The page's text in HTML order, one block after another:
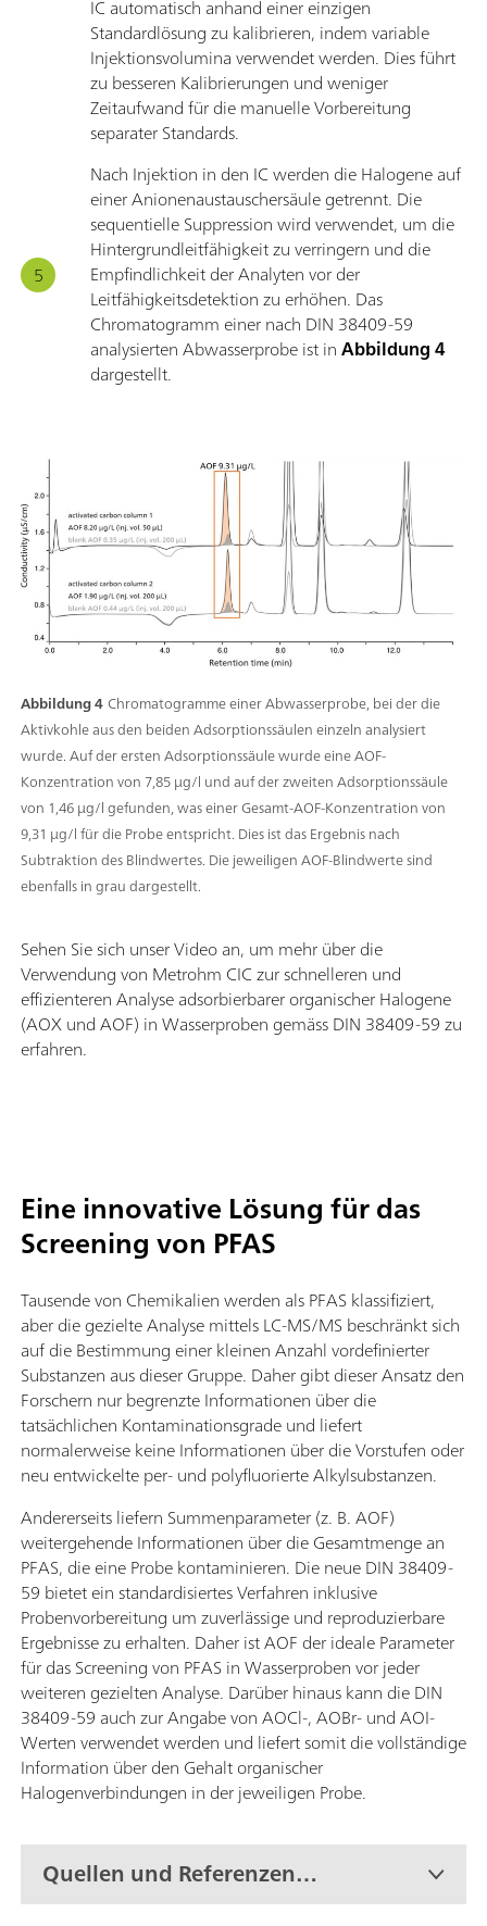
IC automatisch anhand einer einzigen
Standardlösung zu kalibrieren, indem variable
Injektionsvolumina verwendet werden. Dies führt
zu besseren Kalibrierungen und weniger
Zeitaufwand für die manuelle Vorbereitung
separater Standards.
Nach Injektion in den IC werden die Halogene auf
einer Anionenaustauschersäule getrennt. Die
sequentielle Suppression wird verwendet, um die
Hintergrundleitfähigkeit zu verringern und die
Empfindlichkeit der Analyten vor der
Leitfähigkeitsdetektion zu erhöhen. Das
Chromatogramm einer nach DIN 38409-59
analysierten Abwasserprobe ist inAbbildung 4
dargestellt.
Abbildung 4Chromatogramme einer Abwasserprobe, bei der die
Aktivkohle aus den beiden Adsorptionssäulen einzeln analysiert
wurde. Auf der ersten Adsorptionssäule wurde eine AOF-
Konzentration von 7,85 µg/l und auf der zweiten Adsorptionssäule
von 1,46 µg/l gefunden, was einer Gesamt-AOF-Konzentration von
9,31 µg/l für die Probe entspricht. Dies ist das Ergebnis nach
Subtraktion des Blindwertes. Die jeweiligen AOF-Blindwerte sind
ebenfalls in grau dargestellt.
Sehen Sie sich unser Video an, um mehr über die
Verwendung von Metrohm CIC zur schnelleren und
effizienteren Analyse adsorbierbarer organischer Halogene
(AOX und AOF) in Wasserproben gemäss DIN 38409-59 zu
erfahren.
Eine innovative Lösung für das
Screening von PFAS
Tausende von Chemikalien werden als PFAS klassifiziert,
aber die gezielte Analyse mittels LC-MS/MS beschränkt sich
auf die Bestimmung einer kleinen Anzahl vordefinierter
Substanzen aus dieser Gruppe. Daher gibt dieser Ansatz den
Forschern nur begrenzte Informationen über die
tatsächlichen Kontaminationsgrade und liefert
normalerweise keine Informationen über die Vorstufen oder
neu entwickelte per- und polyfluorierte Alkylsubstanzen.
Andererseits liefern Summenparameter (z. B. AOF)
weitergehende Informationen über die Gesamtmenge an
PFAS, die eine Probe kontaminieren. Die neue DIN 38409-
59 bietet ein standardisiertes Verfahren inklusive
Probenvorbereitung um zuverlässige und reproduzierbare
Ergebnisse zu erhalten. Daher ist AOF der ideale Parameter
für das Screening von PFAS in Wasserproben vor jeder
weiteren gezielten Analyse. Darüber hinaus kann die DIN
38409-59 auch zur Angabe von AOCl-, AOBr- und AOI-
Werten verwendet werden und liefert somit die vollständige
Information über den Gehalt organischer
Halogenverbindungen in der jeweiligen Probe.
Quellen und Referenzen
(klicken für vollständige Liste)